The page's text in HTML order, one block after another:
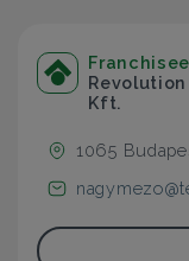
Kft.
1065